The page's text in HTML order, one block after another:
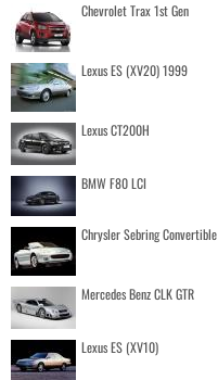
Chevrolet Trax 1st Gen
Lexus ES (XV20) 1999
Lexus CT200H
BMW F80 LCI
Chrysler Sebring Convertible
Mercedes Benz CLK GTR
Lexus ES (XV10)